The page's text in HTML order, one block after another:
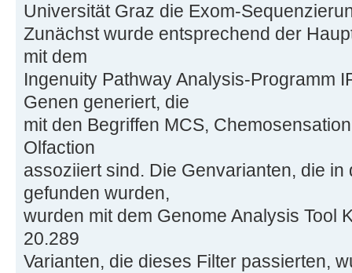
Universität Graz die Exom-
Zunächst wurde entsprechend der
mit dem
Ingenuity Pathway Analysis-Programm
Genen generiert, die
mit den Begriffen MCS,
Olfaction
assoziiert sind. Die Genvarianten, die
gefunden wurden,
wurden mit dem Genome Analysis Tool
20.289
Varianten, die dieses Filter passierten,